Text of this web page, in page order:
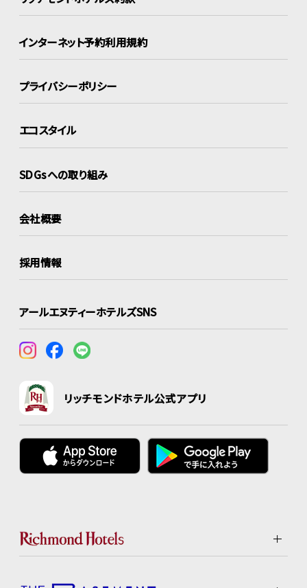
インターネット予約利用規約
プライバシーポリシー
エコスタイル
SDGsへの取り組み
会社概要
採用情報
アールエヌティーホテルズSNS
リッチモンドホテル公式アプリ